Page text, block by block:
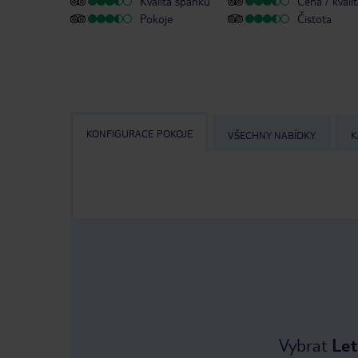
Pokoje
Čistota
KONFIGURACE POKOJE VŠECHNY NABÍDKY
Vybrat